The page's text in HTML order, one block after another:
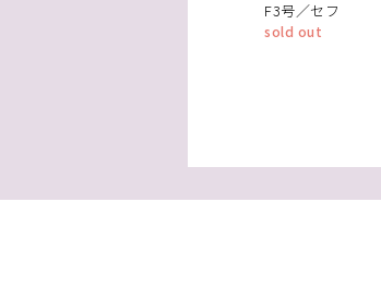
F3号／セフ
sold out